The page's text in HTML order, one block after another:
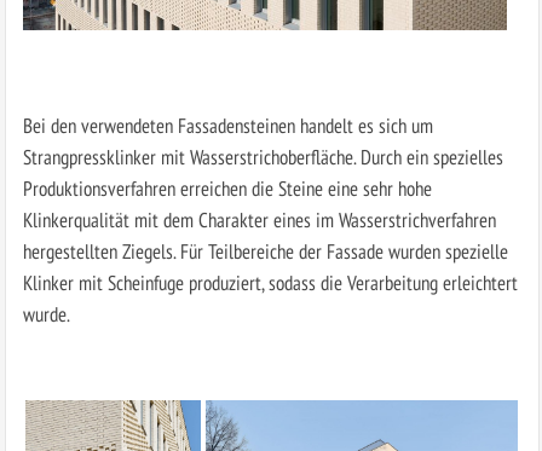
Bei den verwendeten Fassadensteinen handelt es sich um
Strangpressklinker mit Wasserstrichoberfläche. Durch ein spezielles
Produktionsverfahren erreichen die Steine eine sehr hohe
Klinkerqualität mit dem Charakter eines im Wasserstrichverfahren
hergestellten Ziegels. Für Teilbereiche der Fassade wurden spezielle
Klinker mit Scheinfuge produziert, sodass die Verarbeitung erleichtert
wurde.